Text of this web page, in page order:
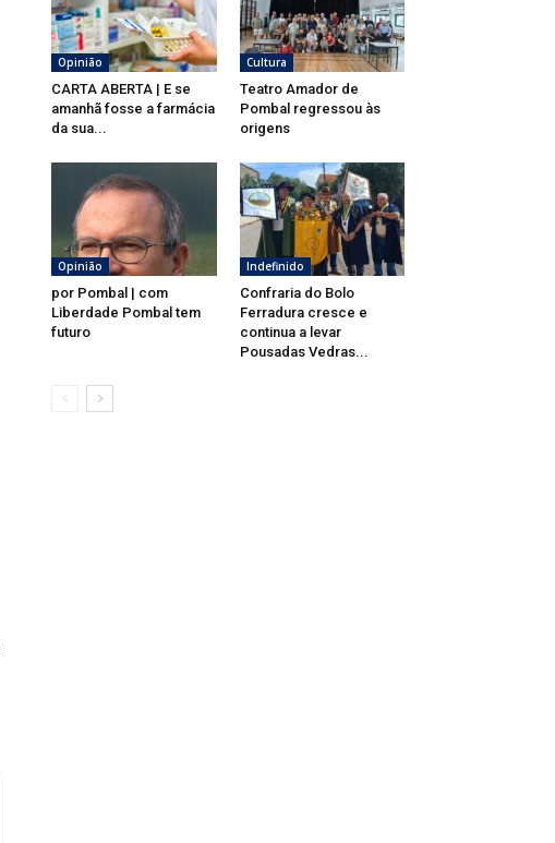
Opinião
CARTA ABERTA | E se
amanhã fosse a farmácia
da sua...
Cultura
Teatro Amador de
Pombal regressou às
origens
Opinião
por Pombal | com
Liberdade Pombal tem
futuro
Indefinido
Confraria do Bolo
Ferradura cresce e
continua a levar
Pousadas Vedras...